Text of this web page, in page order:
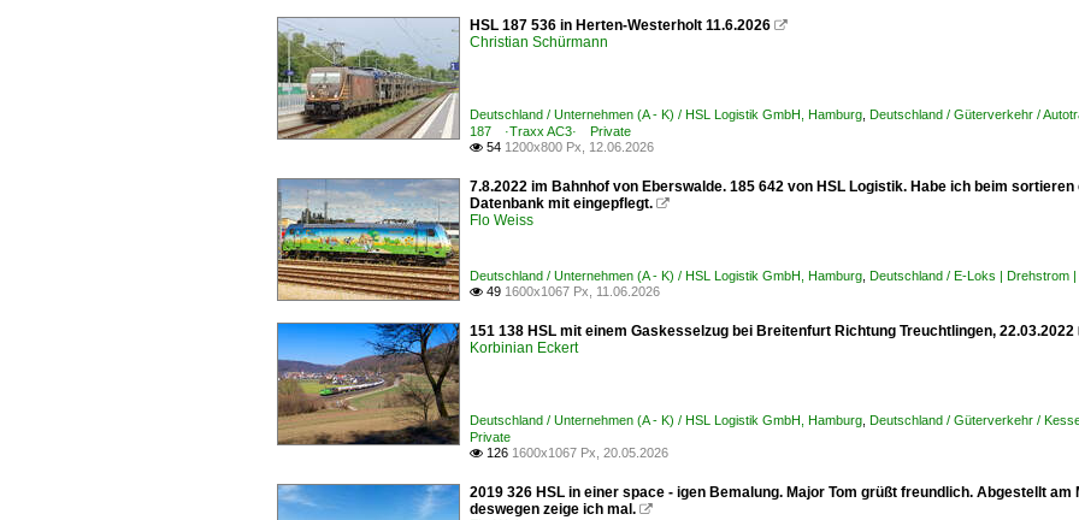
HSL 187 536 in Herten-Westerholt 11.6.2026 
Christian Schürmann
Deutschland / Unternehmen (A - K) / HSL Logistik GmbH, Hamburg Deutschland / Güterverkehr /
187 ·Traxx AC3· Private
 54 1200x800 Px, 12.06.2026
7.8.2022 im Bahnhof von Eberswalde. 185 642 von HSL Logistik. Habe ich beim
Datenbank mit eingepflegt. 
Flo Weiss
Deutschland / Unternehmen (A - K) / HSL Logistik GmbH, Hamburg Deutschland / E-Loks |
 49 1600x1067 Px, 11.06.2026
151 138 HSL mit einem Gaskesselzug bei Breitenfurt Richtung Treuchtlingen, 22.03.2022
Korbinian Eckert
Deutschland / Unternehmen (A - K) / HSL Logistik GmbH, Hamburg Deutschland / Güterverkehr /
Private
 126 1600x1067 Px, 20.05.2026
2019 326 HSL in einer space - igen Bemalung. Major Tom grüßt freundlich. Abgestellt
deswegen zeige ich mal. 